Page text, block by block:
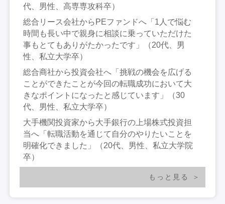
代、男性、高専専攻科卒）
総合リース会社からPEファンドへ「1人で悩む
時間も長い中で親身に相談に乗っていただけた
事もとてもありがたかったです」（20代、男
性、私立大学卒）
総合商社から投資会社へ「挑戦の機会を広げる
ことができたことが今回の転職成功において大
きなポイントになったと感じています」（30
代、男性、私立大学卒）
大手機関投資家から大手銀行の上場株式投資担
当へ「転職活動を通じて自分のやりたいことを
明確化できました」（20代、男性、私立大学院
卒）
もっと見る